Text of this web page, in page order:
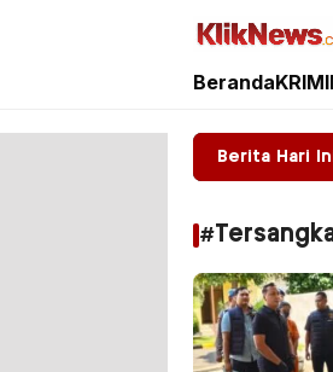
Kliknews.co.id
Beranda
Berita Hari
ilegal Tumpahkan Batu,